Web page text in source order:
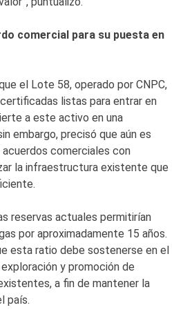
comercial para su puesta en
el Lote 58, operado por CNPC,
listas para entrar en
a este activo en una
embargo, precisó que aún es
comerciales con
la infraestructura existente que
reservas actuales permitirían
por aproximadamente 15 años.
esta ratio debe sostenerse en el
y promoción de
a fin de mantener la
país.